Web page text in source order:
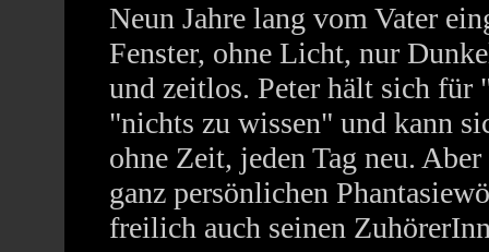
Neun Jahre lang vom Vater
Fenster, ohne Licht, nur
und zeitlos. Peter hält sich
"nichts zu wissen" und kann
ohne Zeit, jeden Tag neu.
ganz persönlichen
freilich auch seinen